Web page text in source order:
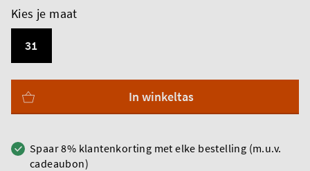
Kies je maat
31
In winkeltas
Spaar 8% klantenkorting met elke bestelling (m.u.v.
cadeaubon)